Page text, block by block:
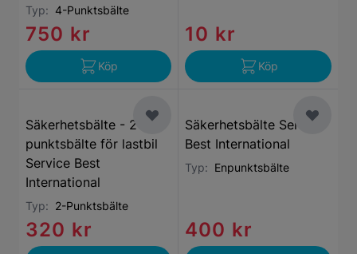
Typ: 4-Punktsbälte
750 kr
Köp
10 kr
Köp
Säkerhetsbälte - 2-
punktsbälte för lastbil
Service Best
International
Typ: 2-Punktsbälte
320 kr
Säkerhetsbälte Service
Best International
Typ: Enpunktsbälte
400 kr